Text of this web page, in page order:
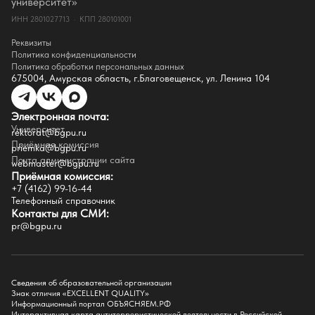
Документы
Контакты
Сведения о доходах
Доступная среда
Инфраструктура
Противодествие коррупции
Противодействие терроризму
Целевой капитал
Часто задаваемые вопросы
Внутренний сайт
Факультеты
Естественно-географический факультет
Историко-филологический факультет
Факультет иностранных языков
Факультет педагогики и психологии
Факультет физической культуры и спорта
Подготовительное отделение для иностранных граждан
Поступление
Приемная комиссия
ИНН 2801027713 · КПП 280101001
Реквизиты
Политика конфиденциальности
Политика обработки персональных данных
675004, Амурская область, г.Благовещенск, ул. Ленина 104
Электронная почта:
Университет
rektorat@bgpu.ru
Приёмная комиссия
priemka@bgpu.ru
Почта администрации сайта
webmaster@bgpu.ru
Приёмная комиссия:
+7 (4162) 99-16-44
Телефонный справочник
Контакты для СМИ:
pr@bgpu.ru
Сведения об образовательной организации
Знак отличия «EXCELLENT QUALITY»
Информационный портал ОБЪЯСНЯЕМ.РФ